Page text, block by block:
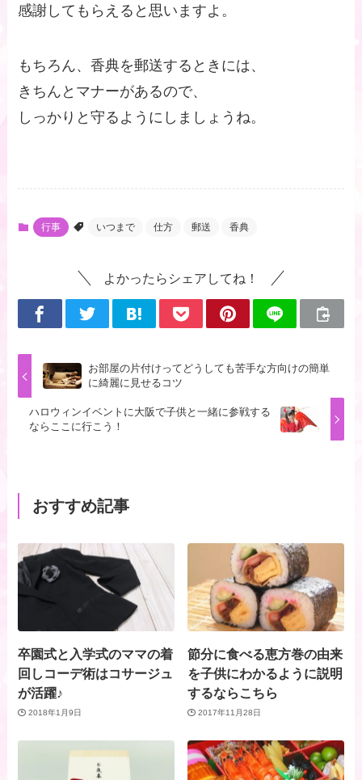
感謝してもらえると思いますよ。
もちろん、香典を郵送するときには、
きちんとマナーがあるので、
しっかりと守るようにしましょうね。
行事 いつまで 仕方 郵送 香典
よかったらシェアしてね！
お部屋の片付けってどうしても苦手な方向けの簡単
に綺麗に見せるコツ
ハロウィンイベントに大阪で子供と一緒に参戦する
ならここに行こう！
おすすめ記事
卒園式と入学式のママの着
回しコーデ術はコサージュ
が活躍♪
2018年1月9日
節分に食べる恵方巻の由来
を子供にわかるように説明
するならこちら
2017年11月28日